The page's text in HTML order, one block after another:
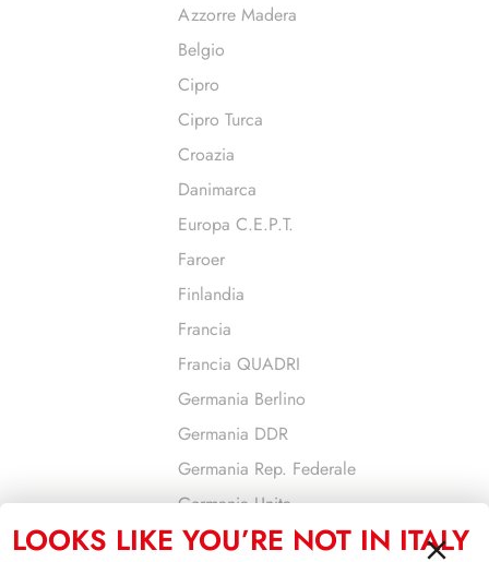
Azzorre Madera
Belgio
Cipro
Cipro Turca
Croazia
Danimarca
Europa C.E.P.T.
Faroer
Finlandia
Francia
Francia QUADRI
Germania Berlino
Germania DDR
Germania Rep. Federale
Germania Unita
Gibilterra
LOOKS LIKE YOU’RE NOT IN ITALY